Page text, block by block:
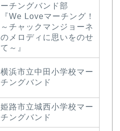
ーチングバンド部
『We Loveマーチング！
～チャックマンジョーネ
のメロディに思いをのせ
て～』
横浜市立中田小学校マー
チングバンド
姫路市立城西小学校マー
チングバンド